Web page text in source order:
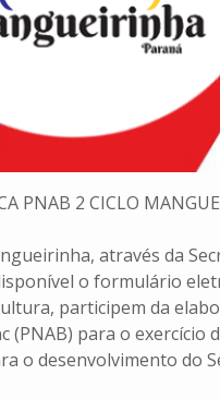
PNAB 2 CICLO
através da
o formulário
participem da
(PNAB) para o exercício
o desenvolvimento do